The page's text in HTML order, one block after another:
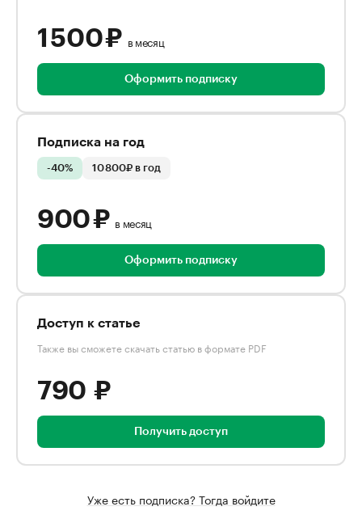
1 500 ₽ в месяц
Оформить подписку
Подписка на год
-40% 10 800₽ в год
900 ₽ в месяц
Оформить подписку
Доступ к статье
Также вы сможете скачать статью в формате PDF
790 ₽
Получить доступ
Уже есть подписка? Тогда войдите